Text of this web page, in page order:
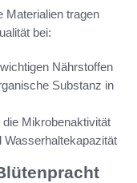
Materialien tragen
bei:
Nährstoffen
Substanz in
Mikrobenaktivität
Wasserhaltekapazität